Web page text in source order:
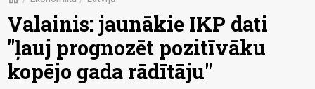
Valainis: jaunākie IKP dati
"ļauj prognozēt pozitīvāku
kopējo gada rādītāju"